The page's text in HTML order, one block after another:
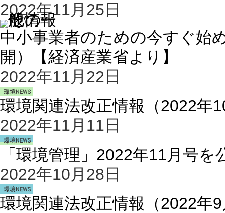
2022年11月25日
中小事業者のための今すぐ始
開）【経済産業省より】
2022年11月22日
環境関連法改正情報（2022年
2022年11月11日
「環境管理」2022年11月号を
2022年10月28日
環境関連法改正情報（2022年